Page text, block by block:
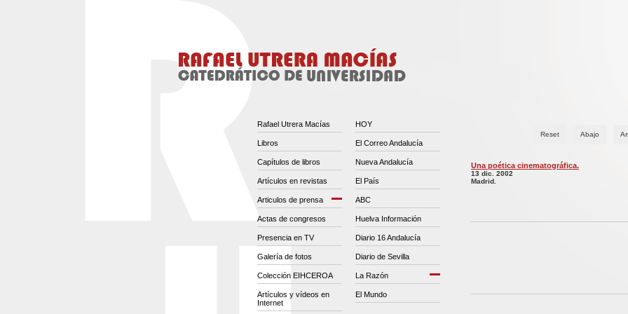
Rafael Utrera Macías
Libros
Capítulos de libros
Artículos en revistas
Articulos de prensa
Actas de congresos
Presencia en TV
Galería de fotos
Colección EIHCEROA
Artículos y vídeos en
Internet
HOY
El Correo Andalucía
Nueva Andalucía
El País
ABC
Huelva Información
Diario 16 Andalucía
Diario de Sevilla
La Razón
El Mundo
Abajo
Reset
Una poética cinematográfica.
13 dic. 2002
Madrid.